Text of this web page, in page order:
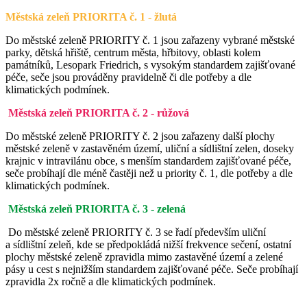
Městská zeleň PRIORITA č. 1 - žlutá
Do městské zeleně PRIORITY č. 1 jsou zařazeny vybrané městské
parky, dětská hřiště, centrum města, hřbitovy, oblasti kolem
památníků, Lesopark Friedrich, s vysokým standardem zajišťované
péče, seče jsou prováděny pravidelně či dle potřeby a dle
klimatických podmínek.
Městská zeleň PRIORITA č. 2 - růžová
Do městské zeleně PRIORITY č. 2 jsou zařazeny další plochy
městské zeleně v zastavěném území, uliční a sídlištní zelen, doseky
krajnic v intravilánu obce, s menším standardem zajišťované péče,
seče probíhají dle méně častěji než u priority č. 1, dle potřeby a dle
klimatických podmínek.
Městská zeleň PRIORITA č. 3 - zelená
Do městské zeleně PRIORITY č. 3 se řadí především uliční
a sídlištní zeleň, kde se předpokládá nižší frekvence sečení, ostatní
plochy městské zeleně zpravidla mimo zastavěné území a zelené
pásy u cest s nejnižším standardem zajišťované péče. Seče probíhají
zpravidla 2x ročně a dle klimatických podmínek.